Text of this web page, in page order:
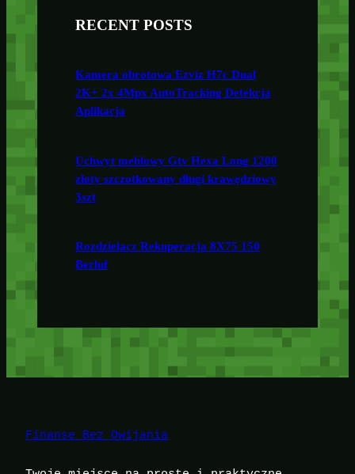
RECENT POSTS
Kamera obrotowa Ezviz H7c Dual
2K+ 2x 4Mpx AutoTracking Detekcja
Aplikacja
Uchwyt meblowy Gtv Hexa Long 1200
złoty szczotkowany długi krawędziowy
3szt
Rozdzielacz Rekuperacja 8X75 150
Berluf
Finanse Bez Owijania